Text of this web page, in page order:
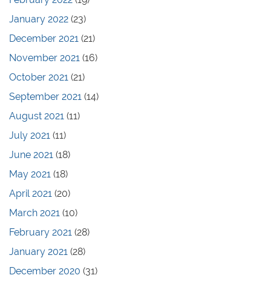
January 2022 (23)
December 2021 (21)
November 2021 (16)
October 2021 (21)
September 2021 (14)
August 2021 (11)
July 2021 (11)
June 2021 (18)
May 2021 (18)
April 2021 (20)
March 2021 (10)
February 2021 (28)
January 2021 (28)
December 2020 (31)